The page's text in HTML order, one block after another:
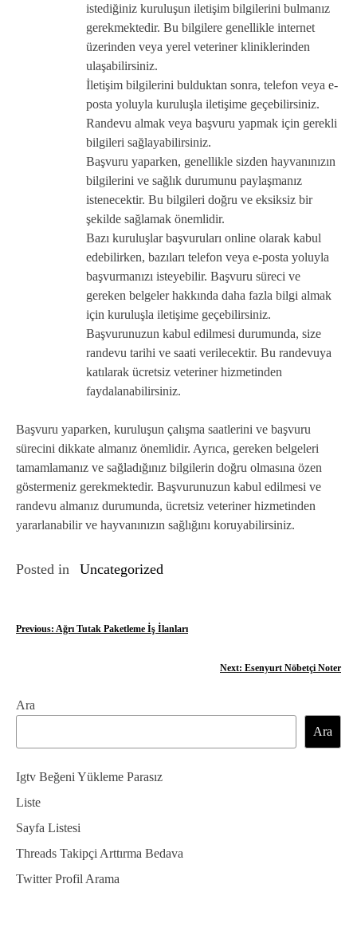
istediğiniz kuruluşun iletişim bilgilerini bulmanız
gerekmektedir. Bu bilgilere genellikle internet
üzerinden veya yerel veteriner kliniklerinden
ulaşabilirsiniz.
İletişim bilgilerini bulduktan sonra, telefon veya e-
posta yoluyla kuruluşla iletişime geçebilirsiniz.
Randevu almak veya başvuru yapmak için gerekli
bilgileri sağlayabilirsiniz.
Başvuru yaparken, genellikle sizden hayvanınızın
bilgilerini ve sağlık durumunu paylaşmanız
istenecektir. Bu bilgileri doğru ve eksiksiz bir
şekilde sağlamak önemlidir.
Bazı kuruluşlar başvuruları online olarak kabul
edebilirken, bazıları telefon veya e-posta yoluyla
başvurmanızı isteyebilir. Başvuru süreci ve
gereken belgeler hakkında daha fazla bilgi almak
için kuruluşla iletişime geçebilirsiniz.
Başvurunuzun kabul edilmesi durumunda, size
randevu tarihi ve saati verilecektir. Bu randevuya
katılarak ücretsiz veteriner hizmetinden
faydalanabilirsiniz.
Başvuru yaparken, kuruluşun çalışma saatlerini ve başvuru
sürecini dikkate almanız önemlidir. Ayrıca, gereken belgeleri
tamamlamanız ve sağladığınız bilgilerin doğru olmasına özen
göstermeniz gerekmektedir. Başvurunuzun kabul edilmesi ve
randevu almanız durumunda, ücretsiz veteriner hizmetinden
yararlanabilir ve hayvanınızın sağlığını koruyabilirsiniz.
Posted in Uncategorized
Y
ı
g
e
z
i
n
m
Previous: Ağrı Tutak Paketleme İş İlanları
Next: Esenyurt Nöbetçi Noter
Ara
Ara
Igtv Beğeni Yükleme Parasız
Liste
Sayfa Listesi
Threads Takipçi Arttırma Bedava
Twitter Profil Arama